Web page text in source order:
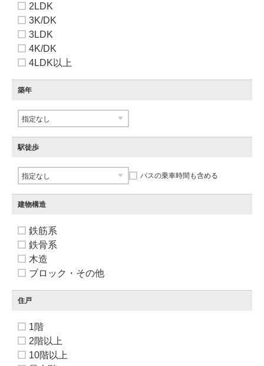
2LDK
3K/DK
3LDK
4K/DK
4LDK以上
築年
駅徒歩
バスの乗車時間も含める
建物構造
鉄筋系
鉄骨系
木造
ブロック・その他
住戸
1階
2階以上
10階以上